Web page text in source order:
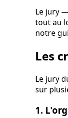
Le jury
tout au
notre
Les
Le jury
sur
1.